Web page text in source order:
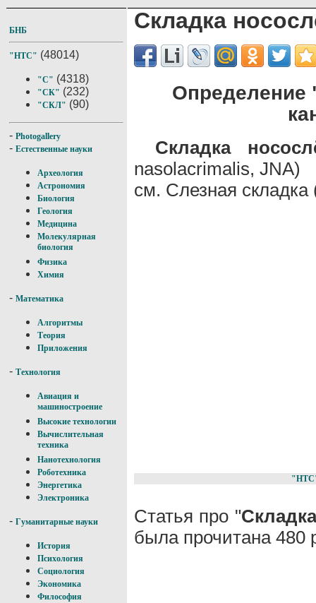
БНБ
"НТС" (48014)
"С" (4318)
"СК" (232)
"СКЛ" (90)
- Photogallery
- Естественные науки
Археология
Астрономия
Биология
Геология
Медицина
Молекулярная
биология
Физика
Химия
- Математика
Алгоритмы
Теория
Приложения
- Технология
Авиация и
машиностроение
Высокие технологии
Вычислительная
техника
Нанотехнология
Роботехника
Энергетика
Электроника
- Гуманитарные науки
История
Психология
Социология
Экономика
Философия
Складка
Определение
Складка
nasolacrimalis, JNA)
см. Слезная складка
Статья про "
была прочитана 480